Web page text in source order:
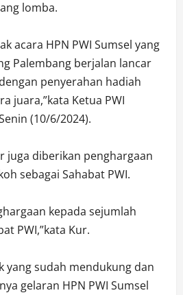
lomba.
acara HPN PWI Sumsel yang
Palembang berjalan lancar
penyerahan hadiah
juara,”kata Ketua PWI
(10/6/2024).
juga diberikan penghargaan
sebagai Sahabat PWI.
kepada sejumlah
PWI,”kata Kur.
yang sudah mendukung dan
gelaran HPN PWI Sumsel